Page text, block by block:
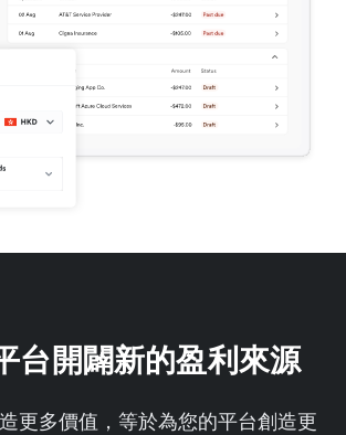
台開闢新的盈利來源
更多價值，等於為您的平台創造更